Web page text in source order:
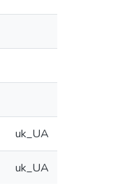
uk_UA
uk_UA